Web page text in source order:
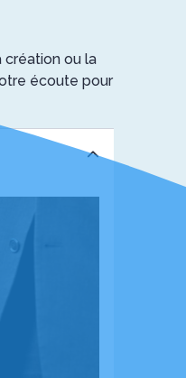
ou la
écoute pour